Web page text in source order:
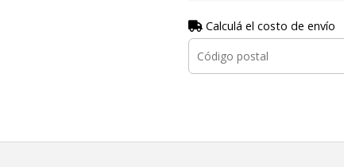
Calculá el costo de envío